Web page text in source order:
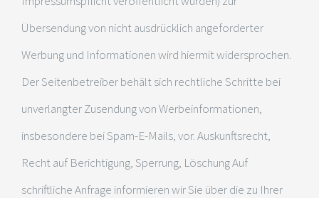
Übersendung von nicht ausdrücklich angeforderter
Werbung und Informationen wird hiermit widersprochen.
Der Seitenbetreiber behält sich rechtliche Schritte bei
unverlangter Zusendung von Werbeinformationen,
insbesondere bei Spam-E-Mails, vor. Auskunftsrecht,
Recht auf Berichtigung, Sperrung, Löschung Auf
schriftliche Anfrage informieren wir Sie über die zu Ihrer